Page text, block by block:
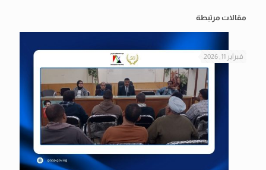
مقالات مرتبطة
فبراير 11, 2026